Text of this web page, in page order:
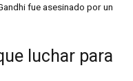
fue asesinado por un
luchar para